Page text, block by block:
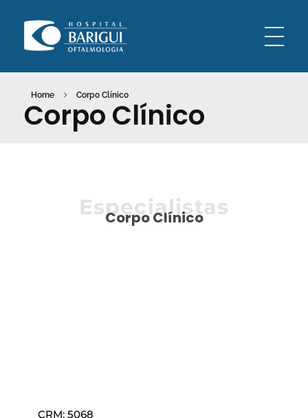
Oftalmologia Barigui
Oftalmologia Curitiba
Home Corpo Clínico
Corpo Clínico
Especialistas
Corpo Clínico
CRM: 5068